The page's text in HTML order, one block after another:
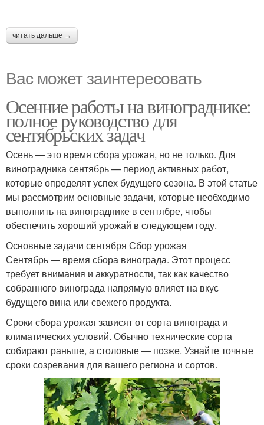
читать дальше →
Вас может заинтересовать
Осенние работы на винограднике:
полное руководство для
сентябрьских задач
Осень — это время сбора урожая, но не только. Для
виноградника сентябрь — период активных работ,
которые определят успех будущего сезона. В этой статье
мы рассмотрим основные задачи, которые необходимо
выполнить на винограднике в сентябре, чтобы
обеспечить хороший урожай в следующем году.
Основные задачи сентября Сбор урожая
Сентябрь — время сбора винограда. Этот процесс
требует внимания и аккуратности, так как качество
собранного винограда напрямую влияет на вкус
будущего вина или свежего продукта.
Сроки сбора урожая зависят от сорта винограда и
климатических условий. Обычно технические сорта
собирают раньше, а столовые — позже. Узнайте точные
сроки созревания для вашего региона и сортов.